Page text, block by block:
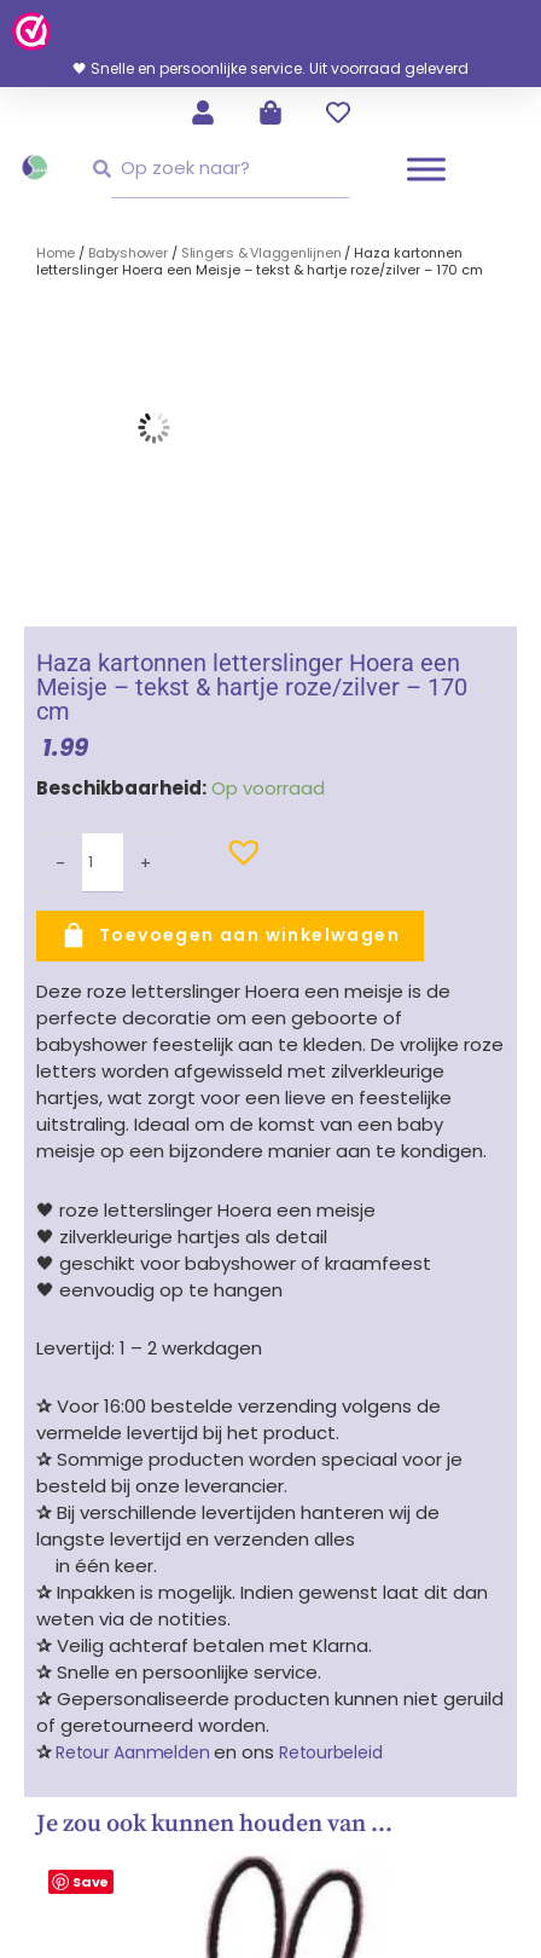
Ga
Naar
Inhoud
🖤 Snelle en persoonlijke service. Uit voorraad geleverd
Home / Babyshower/ Slingers & Vlaggenlijnen / Haza kartonnen
letterslinger Hoera een Meisje – tekst & hartje roze/zilver – 170 cm
Haza kartonnen letterslinger Hoera een
Meisje – tekst & hartje roze/zilver – 170
cm
1.99
Beschikbaarheid:Op voorraad
-
Haza
letterslinger
Hoera
Meisje
&
hartje
roze/zilver
-
170
cm
aantal
+
Toevoegen aan winkelwagen
Deze roze letterslinger Hoera een meisje is de
perfecte decoratie om een geboorte of
babyshower feestelijk aan te kleden. De vrolijke roze
letters worden afgewisseld met zilverkleurige
hartjes, wat zorgt voor een lieve en feestelijke
uitstraling. Ideaal om de komst van een baby
meisje op een bijzondere manier aan te kondigen.
🖤 roze letterslinger Hoera een meisje
🖤 zilverkleurige hartjes als detail
🖤 geschikt voor babyshower of kraamfeest
🖤 eenvoudig op te hangen
Levertijd: 1 – 2 werkdagen
✰Voor 16:00 bestelde verzending volgens de
vermelde levertijd bij het product.
✰Sommige producten worden speciaal voor je
besteld bij onze leverancier.
✰Bij verschillende levertijden hanteren wij de
langste levertijd en verzenden alles
in één keer.
✰Inpakken is mogelijk. Indien gewenst laat dit dan
weten via de notities.
✰Veilig achteraf betalen met Klarna.
✰Snelle en persoonlijke service.
✰Gepersonaliseerde producten kunnen niet geruild
of geretourneerd worden.
✰Retour Aanmelden en ons Retourbeleid
Je zou ook kunnen houden van …
Save